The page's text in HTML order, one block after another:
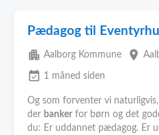
Pædagog til
apartment Aalborg Kommune place
event_available 1 måned siden
Og som forventer vi
der banker for børn og det
du: Er uddannet pædagog. Er